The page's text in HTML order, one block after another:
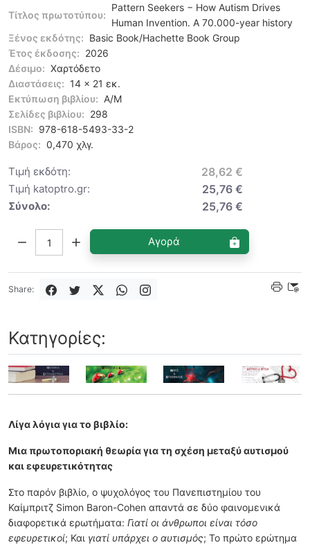
Τίτλος πρωτοτύπου:
Pattern Seekers − How Autism Drives
Human Invention. A 70.000-year history
Ξένος εκδότης: Basic Book/Hachette Book Group
Έτος έκδοσης: 2026
Δέσιμο: Χαρτόδετο
Διαστάσεις: 14 x 21 εκ.
Εκτύπωση βιβλίου: Α/Μ
Σελίδες βιβλίου: 298
ISBN: 978-618-5493-33-2
Βάρος: 0,470 χλγ.
Τιμή εκδότη: 28,62 €
Τιμή katoptro.gr: 25,76 €
Σύνολο: 25,76 €
Αγορά
Share:
Κατηγορίες:
Λίγα λόγια για το βιβλίο:
Μια πρωτοποριακή θεωρία για τη σχέση µεταξύ αυτισµού
και εφευρετικότητας
Στο παρόν βιβλίο, ο ψυχολόγος του Πανεπιστημίου του
Καίμπριτζ Simon Baron-Cohen απαντά σε δύο φαινομενικά
διαφορετικά ερωτήματα: Γιατί οι άνθρωποι είναι τόσο
εφευρετικοί; Και γιατί υπάρχει ο αυτισμός; Το πρώτο ερώτημα